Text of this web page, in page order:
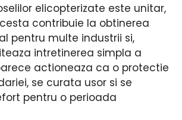
elicopterizate este unitar,
contribuie la obtinerea
pentru multe industrii si,
intretinerea simpla a
actioneaza ca o protectie
se curata usor si se
pentru o perioada